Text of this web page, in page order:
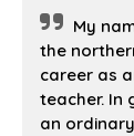
My
the
career as
teacher. In
an